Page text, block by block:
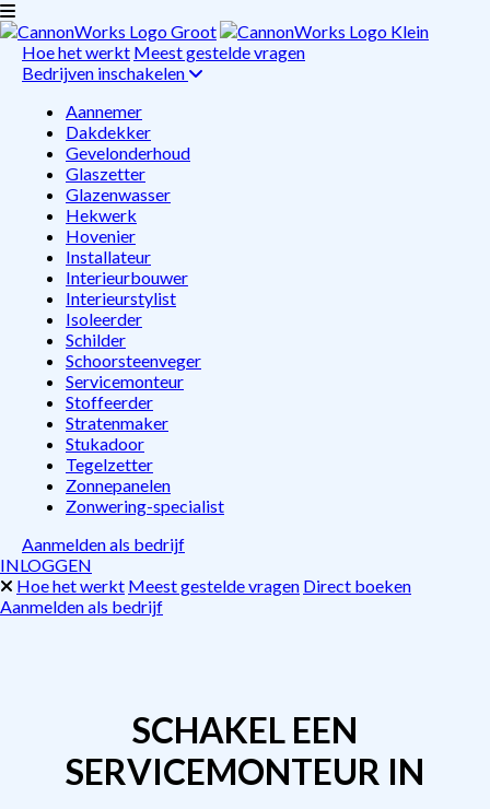
Hoe het werkt Meest gestelde vragen
Bedrijven inschakelen
Aannemer
Dakdekker
Gevelonderhoud
Glaszetter
Glazenwasser
Hekwerk
Hovenier
Installateur
Interieurbouwer
Interieurstylist
Isoleerder
Schilder
Schoorsteenveger
Servicemonteur
Stoffeerder
Stratenmaker
Stukadoor
Tegelzetter
Zonnepanelen
Zonwering-specialist
Aanmelden als bedrijf
INLOGGEN
Hoe het werkt Meest gestelde vragen Direct boeken
Aanmelden als bedrijf
SCHAKEL EEN
SERVICEMONTEUR IN